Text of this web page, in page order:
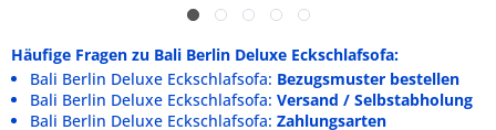
Häufige Fragen zu Bali Berlin Deluxe Eckschlafsofa:
Bali Berlin Deluxe Eckschlafsofa: Bezugsmuster bestellen
Bali Berlin Deluxe Eckschlafsofa: Versand / Selbstabholung
Bali Berlin Deluxe Eckschlafsofa: Zahlungsarten